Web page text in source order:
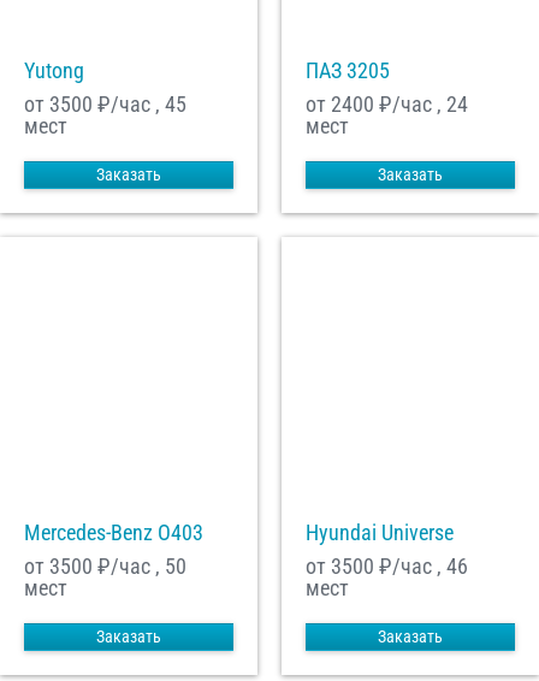
Yutong
от 3500 ₽/час , 45
мест
Заказать
ПАЗ 3205
от 2400 ₽/час , 24
мест
Заказать
Mercedes-Benz О403
от 3500 ₽/час , 50
мест
Заказать
Hyundai Universe
от 3500 ₽/час , 46
мест
Заказать